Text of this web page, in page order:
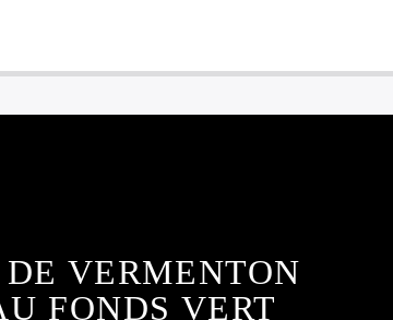
VERMENTON
FONDS VERT